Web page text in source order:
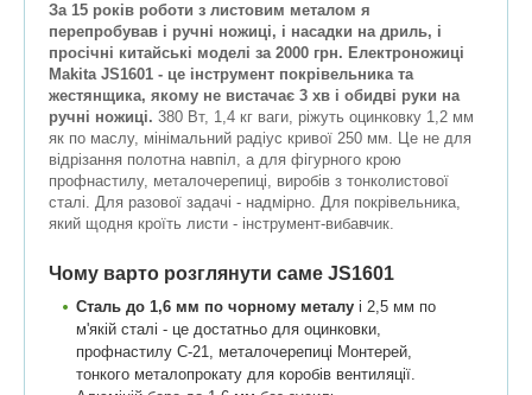
За 15 років роботи з листовим металом я
перепробував і ручні ножиці, і насадки на дриль, і
просічні китайські моделі за 2000 грн. Електроножиці
Makita JS1601 - це інструмент покрівельника та
жестянщика, якому не вистачає 3 хв і обидві руки на
ручні ножиці. 380 Вт, 1,4 кг ваги, ріжуть оцинковку 1,2 мм
як по маслу, мінімальний радіус кривої 250 мм. Це не для
відрізання полотна навпіл, а для фігурного крою
профнастилу, металочерепиці, виробів з тонколистової
сталі. Для разової задачі - надмірно. Для покрівельника,
який щодня кроїть листи - інструмент-вибавчик.
Чому варто розглянути саме JS1601
Сталь до 1,6 мм по чорному металу і 2,5 мм по
м'якій сталі - це достатньо для оцинковки,
профнастилу С-21, металочерепиці Монтерей,
тонкого металопрокату для коробів вентиляції.